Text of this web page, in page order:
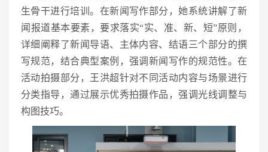
生骨干进行培训。在新闻写作部分，她系统讲解了新
闻报道基本要素，要求落实“实、准、新、短”原则，
详细阐释了新闻导语、主体内容、结语三个部分的撰
写规范，结合典型案例，强调新闻写作的规范性。在
活动拍摄部分，王洪超针对不同活动内容与场景进行
分类指导，通过展示优秀拍摄作品，强调光线调整与
构图技巧。